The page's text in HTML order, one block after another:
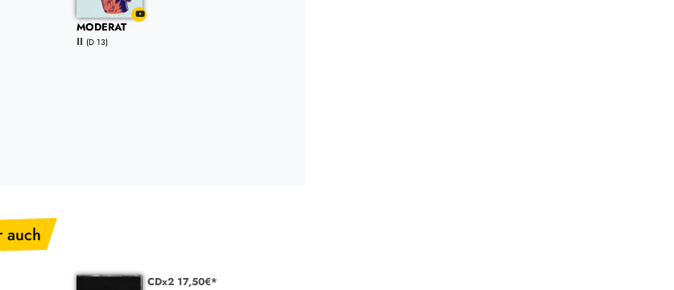
MODERAT
II (D 13)
auch
CDx2 17,50€*